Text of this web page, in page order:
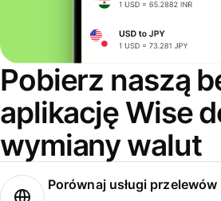
Pobierz naszą
aplikację Wise
wymiany walut
Porównaj usługi